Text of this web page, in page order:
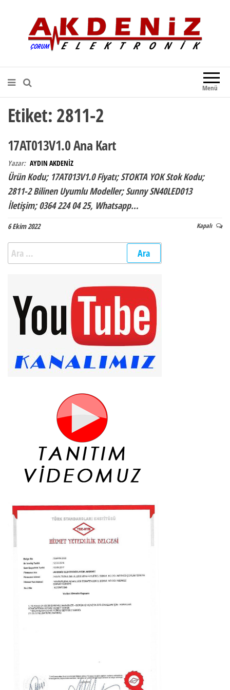
Akdeniz Elektronik
Teknik Destek, Kaliteli Hizmet |
Çorum Elektronik Firması
Menü
Etiket: 2811-2
17AT013V1.0 Ana Kart
Yazar: AYDIN AKDENİZ
Ürün Kodu; 17AT013V1.0 Fiyatı; STOKTA YOK Stok Kodu;
2811-2 Bilinen Uyumlu Modeller; Sunny SN40LED013
İletişim; 0364 224 04 25, Whatsapp…
6 Ekim 2022 Kapalı
Arama: